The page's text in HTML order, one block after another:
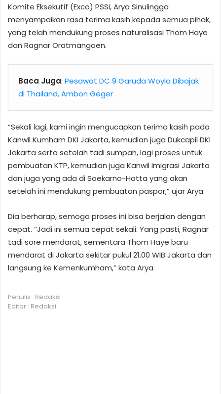
Komite Eksekutif (Exco) PSSI, Arya Sinulingga
menyampaikan rasa terima kasih kepada semua pihak,
yang telah mendukung proses naturalisasi Thom Haye
dan Ragnar Oratmangoen.
Baca Juga: Pesawat DC 9 Garuda Woyla Dibajak
di Thailand, Ambon Geger
“Sekali lagi, kami ingin mengucapkan terima kasih pada
Kanwil Kumham DKI Jakarta, kemudian juga Dukcapil DKI
Jakarta serta setelah tadi sumpah, lagi proses untuk
pembuatan KTP, kemudian juga Kanwil Imigrasi Jakarta
dan juga yang ada di Soekarno-Hatta yang akan
setelah ini mendukung pembuatan paspor,” ujar Arya.
Dia berharap, semoga proses ini bisa berjalan dengan
cepat. “Jadi ini semua cepat sekali. Yang pasti, Ragnar
tadi sore mendarat, sementara Thom Haye baru
mendarat di Jakarta sekitar pukul 21.00 WIB Jakarta dan
langsung ke Kemenkumham,” kata Arya.
Penulis : Redaksi
Editor : Redaksi